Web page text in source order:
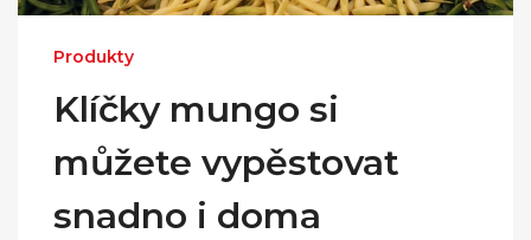
Produkty
Klíčky mungo si
můžete vypěstovat
snadno i doma